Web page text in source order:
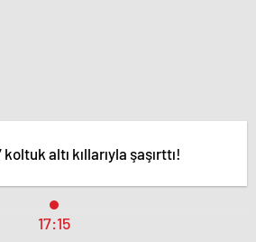
koltuk altı kıllarıyla şaşırttı!
17:15